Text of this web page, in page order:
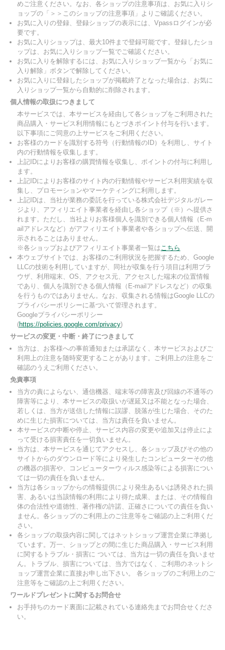
めご注意ください。なお、各ショップの注意事項は、お気に入りシ
ョップの「＞＞このショップの注意事項」よりご確認ください。
お気に入りの登録、登録ショップの表示には、Vpassログインが必
要です。
お気に入りショップは、最大10件まで登録可能です。登録したショ
ップは、お気に入りショップ一覧でご確認ください。
お気に入りを解除するには、お気に入りショップ一覧から「お気に
入り解除」ボタンで解除してください。
お気に入りに登録したショップが掲載終了となった場合は、お気に
入りショップ一覧から自動的に削除されます。
個人情報の取扱につきまして
本サービスでは、本サービスを経由して各ショップをご利用された
商品購入・サービス利用情報にもとづきポイント付与を行います。
以下事項にご同意の上サービスをご利用ください。
お客様のカードを識別する符号（行動情報のID）を利用し、サイト
内の行動情報を収集します。
上記IDによりお客様の購買情報を収集し、ポイントの付与に利用し
ます。
上記IDによりお客様のサイト内の行動情報やサービス利用実績を収
集し、プロモーションやマーケティングに利用します。
上記IDは、当社が業務の委託を行っている株式会社デジタルガレー
ジより、アフィリエイト事業者を経由し各ショップ（※）へ提供さ
れます。ただし、当社よりお客様個人を識別できる個人情報（E-m
ailアドレスなど）がアフィリエイト事業者や各ショップへ伝送、開
示されることはありません。
※各ショップおよびアフィリエイト事業者一覧はこちら
本ウェブサイトでは、お客様のご利用状況を把握するため、Google
LLCの技術を利用していますが、同社が収集を行う項目は利用ブラ
ウザ、利用端末、OS、アクセス元、アクセスした端末の位置情報
であり、個人を識別できる個人情報（E-mailアドレスなど）の収集
を行うものではありません。なお、収集される情報はGoogle LLCの
プライバシーポリシーに基づいて管理されます。
Googleプライバシーポリシー
(https://policies.google.com/privacy)
サービスの変更・中断・終了につきまして
当方は、お客様への事前通知または承諾なく、本サービスおよびご
利用上の注意を随時変更することがあります。ご利用上の注意をご
確認のうえご利用ください。
免責事項
当方の責によらない、通信機器、端末等の障害及び回線の不通等の
障害等により、本サービスの取扱いが遅延又は不能となった場合、
若しくは、当方が送信した情報に誤謬、脱落が生じた場合、そのた
めに生じた損害については、当方は責任を負いません。
本サービスの中断や停止、サービス内容の変更や追加又は停止によ
って受ける損害責任を一切負いません。
当方は、本サービスを通じてアクセスし、各ショップ及びその他の
サイトからのダウンロード等により発生したコンピューターその他
の機器の損害や、コンピューターウィルス感染等による損害につい
ては一切の責任を負いません。
当方は各ショップからの情報提供により発生あるいは誘発された損
害、あるいは当該情報の利用により得た成果、または、その情報自
体の合法性や道徳性、著作権の許諾、正確さについての責任を負い
ません。各ショップのご利用上のご注意等をご確認の上ご利用くだ
さい。
各ショップの取扱内容に関してはネットショップ運営企業に準拠し
ています。万一、ショップとの間に生じた商品購入・サービス利用
に関するトラブル・損害に ついては、当方は一切の責任を負いませ
ん。トラブル、損害については、当方ではなく、ご利用のネットシ
ョップ運営企業に直接お申し出下さい。 各ショップのご利用上のご
注意等をご確認の上ご利用ください。
ワールドプレゼントに関するお問合せ
お手持ちのカード裏面に記載されている連絡先までお問合せくださ
い。